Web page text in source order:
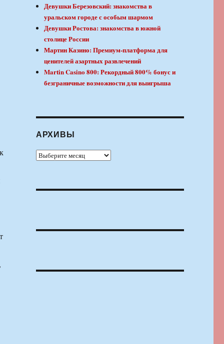
Девушки Березовский: знакомства в
уральском городе с особым шармом
Девушки Ростова: знакомства в южной
столице России
Мартин Казино: Премиум-платформа для
ценителей азартных развлечений
Martin Casino 800: Рекордный 800% бонус и
безграничные возможности для выигрыша
АРХИВЫ
Архивы